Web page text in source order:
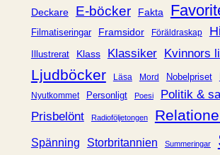
Deckare E-böcker Fakta
Filmatiseringar Framsidor Föräldraskap
Illustrerat Klass Klassiker Kvinnors
Ljudböcker
Läsa Mord Nobelpriset
Nyutkommet Personligt Poesi
Politik &
Prisbelönt
Radioföljetongen
Spänning Storbritannien Summeringar